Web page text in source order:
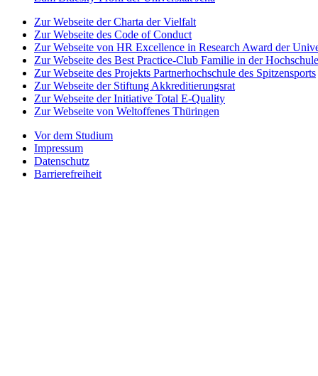
Zur Webseite der Charta der Vielfalt
Zur Webseite des Code of Conduct
Zur Webseite von HR Excellence in Research Award der
Zur Webseite des Best Practice-Club Familie in der Hochschule
Zur Webseite des Projekts Partnerhochschule des Spitzensports
Zur Webseite der Stiftung Akkreditierungsrat
Zur Webseite der Initiative Total E-Quality
Zur Webseite von Weltoffenes Thüringen
Vor dem Studium
Impressum
Datenschutz
Barrierefreiheit